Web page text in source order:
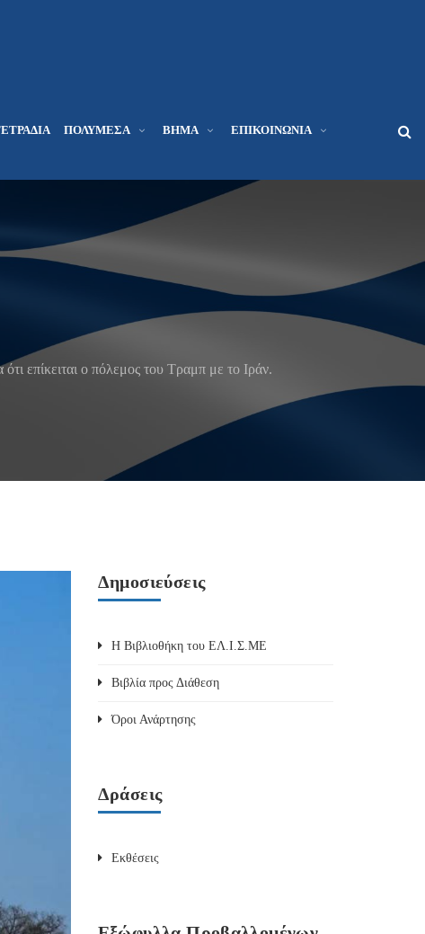
ΠΟΛΥΜΈΣΑ ΒΉΜΑ ΕΠΙΚΟΙΝΩΝΊΑ
επίκειται ο πόλεμος του Τραμπ με το Ιράν.
Δημοσιεύσεις
Η Βιβλιοθήκη του ΕΛ.Ι.Σ.ΜΕ
Βιβλία προς Διάθεση
Όροι Ανάρτησης
Δράσεις
Εκθέσεις